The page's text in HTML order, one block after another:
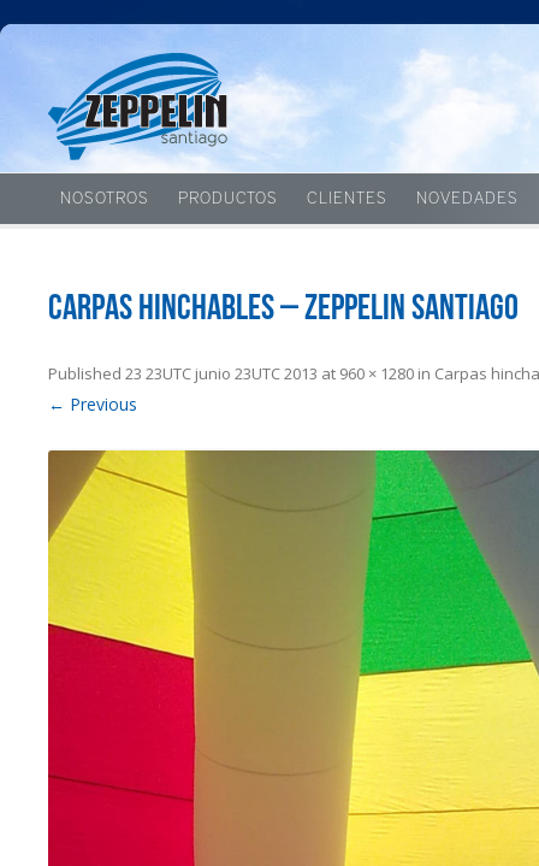
NOSOTROS PRODUCTOS CLIENTES NOVEDADES
Carpas hinchables – Zeppelin Santiago
Published 23 23UTC junio 23UTC 2013 at 960 × 1280 in Carpas
← Previous